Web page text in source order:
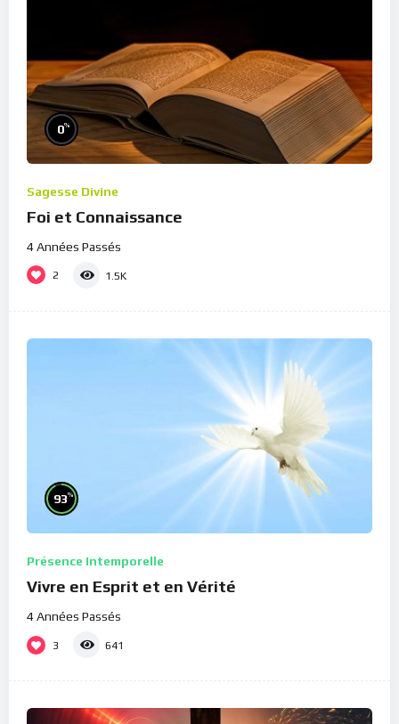
0%
Sagesse Divine
Foi et Connaissance
4 Années Passés
2 1.5K
93%
Présence Intemporelle
Vivre en Esprit et en Vérité
4 Années Passés
3 641